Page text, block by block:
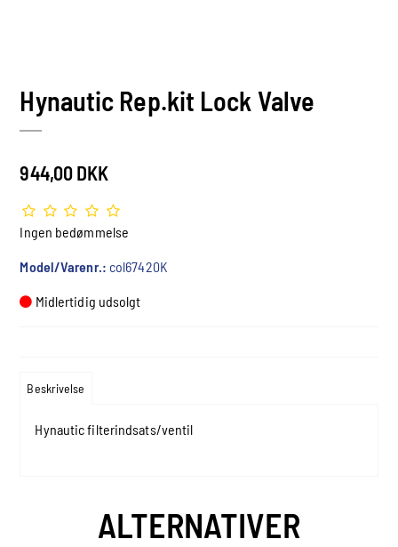
Hynautic Rep.kit Lock Valve
944,00 DKK
Ingen bedømmelse
Model/Varenr.: col67420K
Midlertidig udsolgt
Beskrivelse
Hynautic filterindsats/ventil
ALTERNATIVER